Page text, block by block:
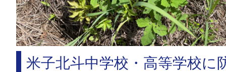
米子北斗中学校・高等学校に